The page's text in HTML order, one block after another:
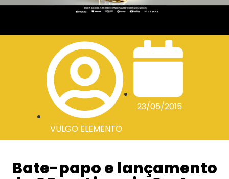
VULGO ELEMENTO
23/05/2015
Bate-papo e lançamento